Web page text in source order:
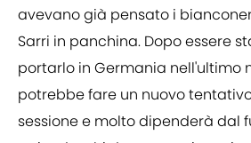
avevano già pensato i
Sarri in panchina. Dopo essere
portarlo in Germania nell'ultimo
potrebbe fare un nuovo
sessione e molto dipenderà dal